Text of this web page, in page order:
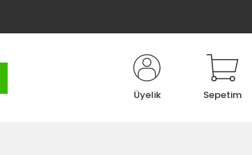
Üyelik Sepetim